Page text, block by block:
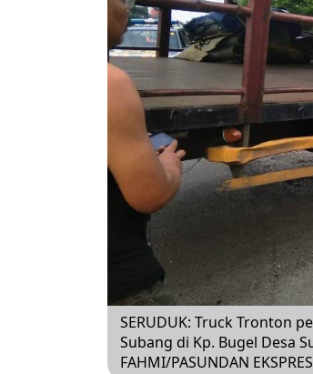
SERUDUK: Truck Tronton
Subang di Kp. Bugel Desa
FAHMI/PASUNDAN EKSPRES